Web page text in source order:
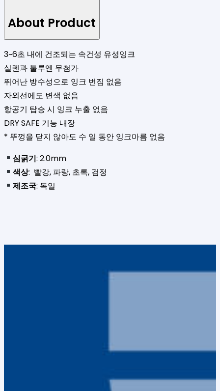
About Product
3~6초 내에 건조되는 속건성 유성잉크
실렌과 툴루엔 무첨가
뛰어난 방수성으로 잉크 번짐 없음
자외선에도 변색 없음
항공기 탑승 시 잉크 누출 없음
DRY SAFE 기능 내장
* 뚜껑을 닫지 않아도 수 일 동안 잉크마름 없음
심굵기: 2.0mm
색상: 빨강, 파랑, 초록, 검정
제조국: 독일